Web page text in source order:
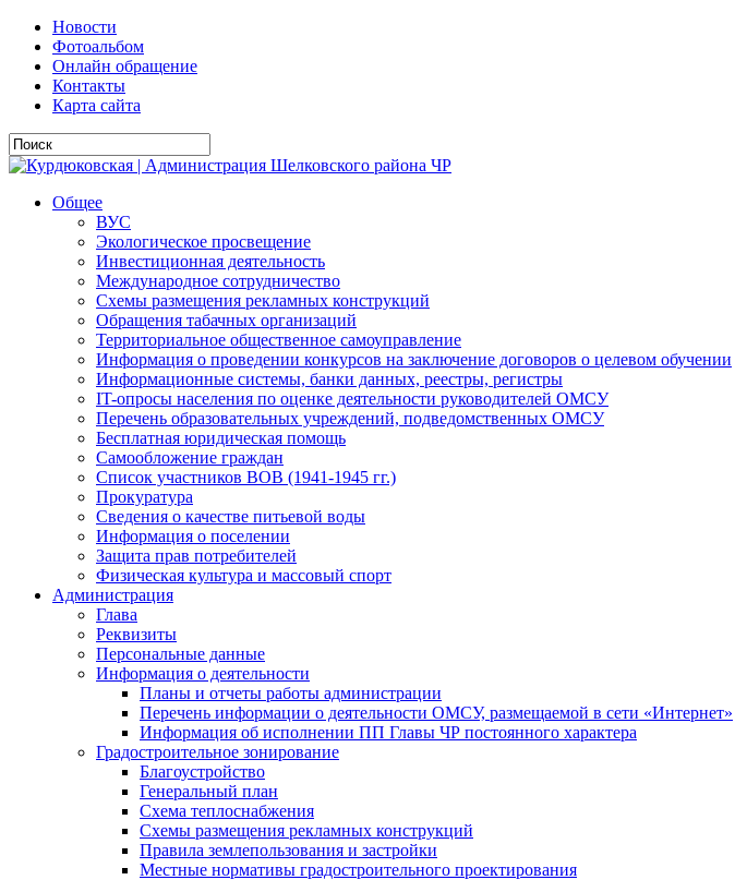
Новости
Фотоальбом
Онлайн обращение
Контакты
Карта сайта
Общее
ВУС
Экологическое просвещение
Инвестиционная деятельность
Международное сотрудничество
Схемы размещения рекламных конструкций
Обращения табачных организаций
Территориальное общественное самоуправление
Информация о проведении конкурсов на заключение договоров о целевом обучении
Информационные системы, банки данных, реестры, регистры
IT-опросы населения по оценке деятельности руководителей ОМСУ
Перечень образовательных учреждений, подведомственных ОМСУ
Бесплатная юридическая помощь
Самообложение граждан
Список участников ВОВ (1941-1945 гг.)
Прокуратура
Сведения о качестве питьевой воды
Информация о поселении
Защита прав потребителей
Физическая культура и массовый спорт
Администрация
Глава
Реквизиты
Персональные данные
Информация о деятельности
Планы и отчеты работы администрации
Перечень информации о деятельности ОМСУ, размещаемой в сети «Интернет»
Информация об исполнении ПП Главы ЧР постоянного характера
Градостроительное зонирование
Благоустройство
Генеральный план
Схема теплоснабжения
Схемы размещения рекламных конструкций
Правила землепользования и застройки
Местные нормативы градостроительного проектирования